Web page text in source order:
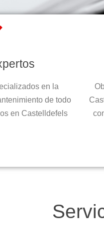
en la
de todo
en Castelldefels